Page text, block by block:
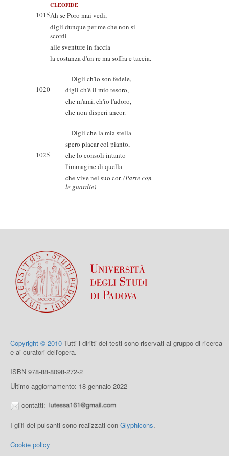
CLEOFIDE
1015Ah se Poro mai vedi,
digli dunque per me che non si
scordi
alle sventure in faccia
la costanza d'un re ma soffra e taccia.
Digli ch'io son fedele,
1020
digli ch'è il mio tesoro,
che m'ami, ch'io l'adoro,
che non disperi ancor.
Digli che la mia stella
spero placar col pianto,
1025
che lo consoli intanto
l'immagine di quella
che vive nel suo cor.(Parte con
le guardie)
Copyright © 2010 Tutti i diritti dei testi sono riservati al gruppo di ricerca
e ai curatori dell'opera.
ISBN 978-88-8098-272-2
Ultimo aggiornamento: 18 gennaio 2022
contatti:
I glifi dei pulsanti sono realizzati con Glyphicons.
Cookie policy